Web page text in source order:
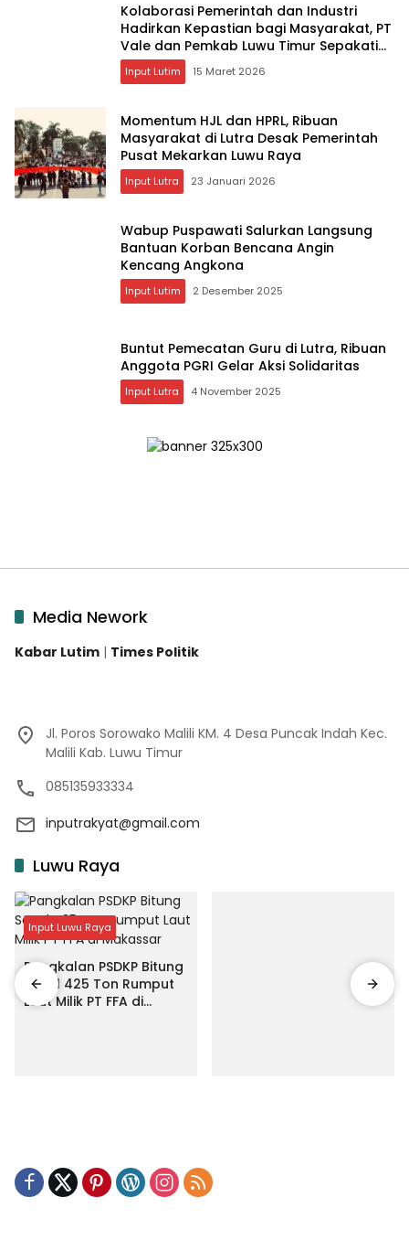
Kolaborasi Pemerintah dan Industri
Hadirkan Kepastian bagi Masyarakat, PT
Vale dan Pemkab Luwu Timur Sepakati
Penyelesaian Lahan Old Camp
Input Lutim 15 Maret 2026
Momentum HJL dan HPRL, Ribuan
Masyarakat di Lutra Desak Pemerintah
Pusat Mekarkan Luwu Raya
Input Lutra 23 Januari 2026
Wabup Puspawati Salurkan Langsung
Bantuan Korban Bencana Angin
Kencang Angkona ‎
Input Lutim 2 Desember 2025
Buntut Pemecatan Guru di Lutra, Ribuan
Anggota PGRI Gelar Aksi Solidaritas
Input Lutra 4 November 2025
Media Nework
Kabar Lutim | Times Politik
Jl. Poros Sorowako Malili KM. 4 Desa Puncak Indah Kec.
Malili Kab. Luwu Timur
085135933334
inputrakyat@gmail.com
Luwu Raya
Input Luwu Raya
Pangkalan PSDKP Bitung
Segel 425 Ton Rumput
Laut Milik PT FFA di